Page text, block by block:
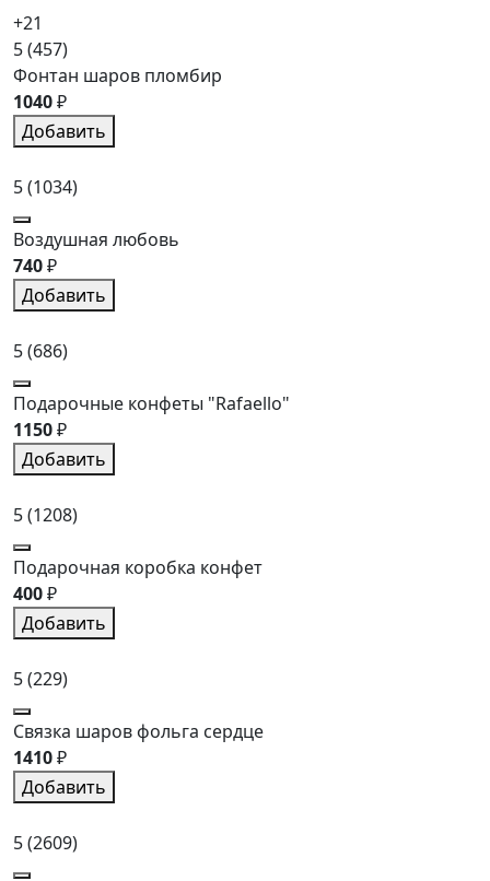
+21
5(457)
Фонтан шаров пломбир
1040₽
Добавить
5(1034)
Воздушная любовь
740₽
Добавить
5(686)
Подарочные конфеты "Rafaello"
1150₽
Добавить
5(1208)
Подарочная коробка конфет
400₽
Добавить
5(229)
Связка шаров фольга сердце
1410₽
Добавить
5(2609)